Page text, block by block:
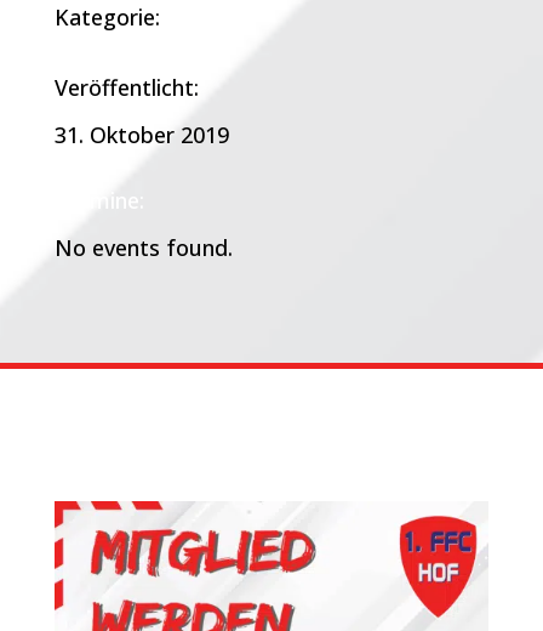
Kategorie:
Veröffentlicht:
31. Oktober 2019
No events found.